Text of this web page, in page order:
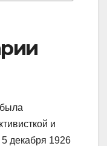
и
декабря 1926